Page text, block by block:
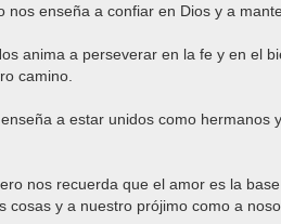
nos enseña a confiar en Dios y a
anima a perseverar en la fe y en el
camino.
a estar unidos como hermanos
nos recuerda que el amor es la
cosas y a nuestro prójimo como a